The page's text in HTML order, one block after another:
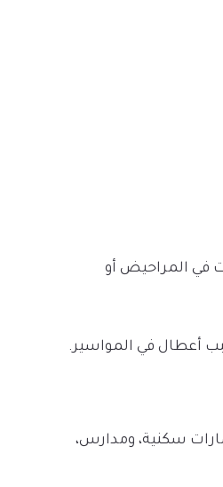
في المراحيض أو
أعطال في المواسير.
سكنية، ومدارس،